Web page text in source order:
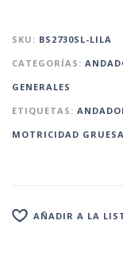
SKU: BS2730SL-LILA
CATEGORÍAS:
GENERALES
ETIQUETAS:
MOTRICIDAD GRUESA
AÑADIR A LA